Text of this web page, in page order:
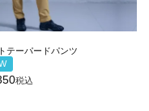
テーパードパンツ
税込